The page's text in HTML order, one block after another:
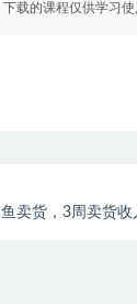
载的课程仅供学习使
卖货，3周卖货收